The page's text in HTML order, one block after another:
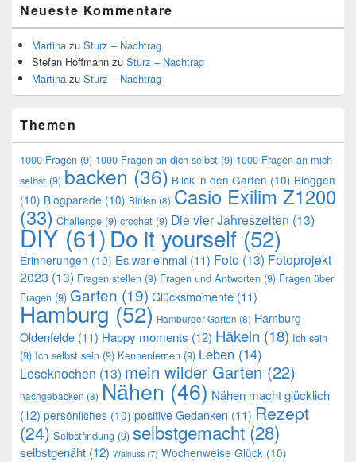
Neueste Kommentare
Martina zu Sturz – Nachtrag
Stefan Hoffmann zu Sturz – Nachtrag
Martina zu Sturz – Nachtrag
Themen
1000 Fragen (9) 1000 Fragen an dich selbst (9) 1000 Fragen an mich
selbst (9) backen (36) Blick in den Garten (10) Bloggen
(10) Blogparade (10) Blüten (8) Casio Exilim Z1200
(33) Challenge (9) crochet (9) Die vier Jahreszeiten (13)
DIY (61)Do it yourself (52)
Erinnerungen (10) Es war einmal (11) Foto (13) Fotoprojekt
2023 (13) Fragen stellen (9) Fragen und Antworten (9) Fragen über
Fragen (9) Garten (19) Glücksmomente (11)
Hamburg (52) Hamburger Garten (8) Hamburg
Oldenfelde (11) Happy moments (12) Häkeln (18) Ich sein
(9) Ich selbst sein (9) Kennenlernen (9) Leben (14)
Leseknochen (13) mein wilder Garten (22)
nachgebacken (8) Nähen (46) Nähen macht glücklich
(12) persönliches (10) positive Gedanken (11) Rezept
(24) Selbstfindung (9) selbstgemacht (28)
selbstgenäht (12) Walnuss (7) Wochenweise Glück (10)